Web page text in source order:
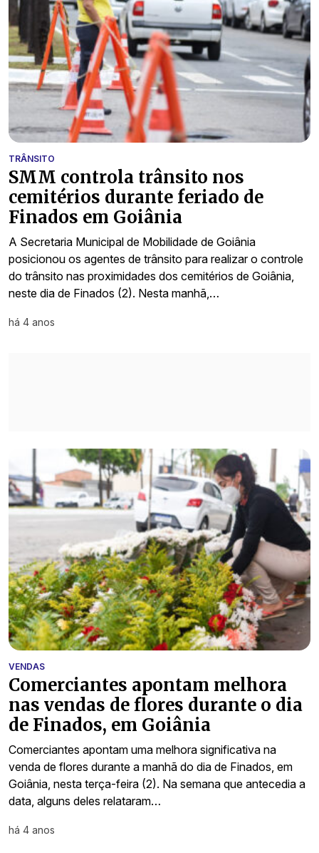
TRÂNSITO
SMM controla trânsito nos
cemitérios durante feriado de
Finados em Goiânia
A Secretaria Municipal de Mobilidade de Goiânia
posicionou os agentes de trânsito para realizar o controle
do trânsito nas proximidades dos cemitérios de Goiânia,
neste dia de Finados (2). Nesta manhã,…
há 4 anos
VENDAS
Comerciantes apontam melhora
nas vendas de flores durante o dia
de Finados, em Goiânia
Comerciantes apontam uma melhora significativa na
venda de flores durante a manhã do dia de Finados, em
Goiânia, nesta terça-feira (2). Na semana que antecedia a
data, alguns deles relataram…
há 4 anos